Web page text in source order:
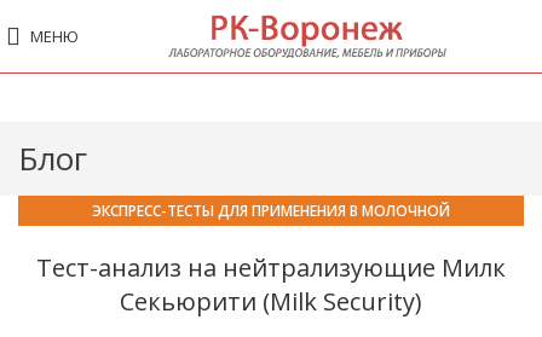
МЕНЮ
Блог
ЭКСПРЕСС-ТЕСТЫ ДЛЯ ПРИМЕНЕНИЯ В МОЛОЧНОЙ
Тест-анализ на нейтрализующие Милк
Секьюрити (Milk Security)